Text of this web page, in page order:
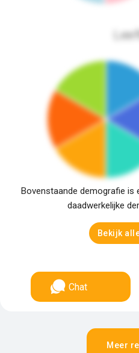
Bovenstaande demografie is
daadwerkelijke
Bekijk
Chat
Meer